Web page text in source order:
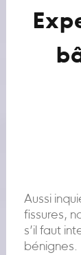
Aussi
fissures,
s’il faut
bénignes.